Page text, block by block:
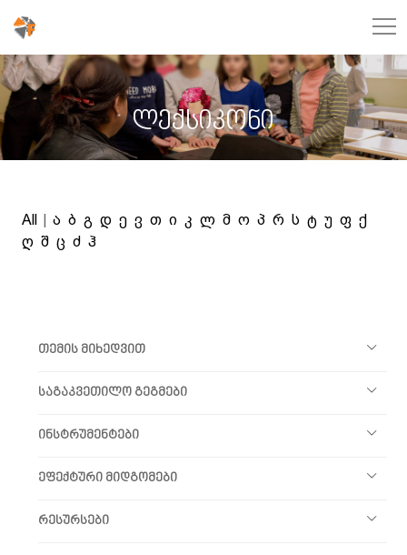
ლექსიკონი
All | ა ბ გ დ ე ვ თ ი კ ლ მ ო პ რ ს ტ უ ფ ქ
ღ შ ც ძ ჰ
თემის მიხედვით
საგაკვეთილო გეგმები
ინსტრუმენტები
ეფექტური მიდგომები
რესურსები